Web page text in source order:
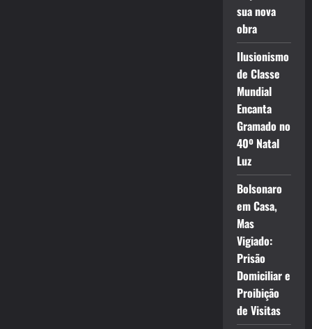
sua nova
obra
Ilusionismo
de Classe
Mundial
Encanta
Gramado no
40º Natal
Luz
Bolsonaro
em Casa,
Mas
Vigiado:
Prisão
Domiciliar e
Proibição
de Visitas